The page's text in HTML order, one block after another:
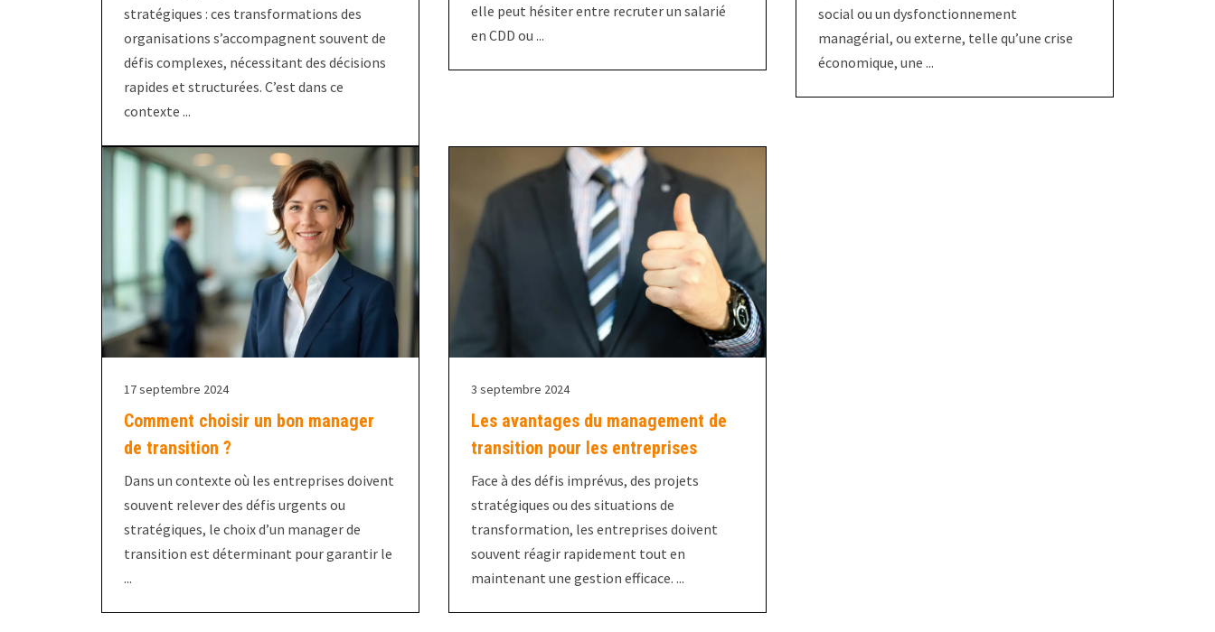
stratégiques : ces transformations des
organisations s’accompagnent souvent de
défis complexes, nécessitant des décisions
rapides et structurées. C’est dans ce
contexte ...
elle peut hésiter entre recruter un salarié
en CDD ou ...
social ou un dysfonctionnement
managérial, ou externe, telle qu’une crise
économique, une ...
17 septembre 2024
Comment choisir un bon manager
de transition ?
Dans un contexte où les entreprises doivent
souvent relever des défis urgents ou
stratégiques, le choix d’un manager de
transition est déterminant pour garantir le
...
3 septembre 2024
Les avantages du management de
transition pour les entreprises
Face à des défis imprévus, des projets
stratégiques ou des situations de
transformation, les entreprises doivent
souvent réagir rapidement tout en
maintenant une gestion efficace. ...